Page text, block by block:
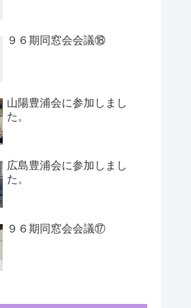
９６期同窓会会議⑱
山陽豊浦会に参加しまし
た。
広島豊浦会に参加しまし
た。
９６期同窓会会議⑰